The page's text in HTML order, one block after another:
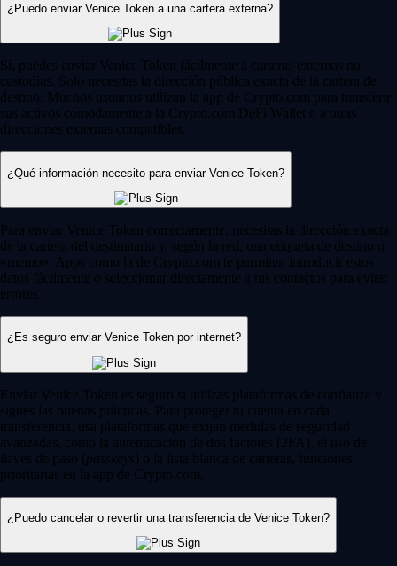
¿Puedo enviar Venice Token a una cartera externa?
Sí, puedes enviar Venice Token fácilmente a carteras externas no
custodias. Solo necesitas la dirección pública exacta de la cartera de
destino. Muchos usuarios utilizan la app de Crypto.com para transferir
sus activos cómodamente a la Crypto.com DeFi Wallet o a otras
direcciones externas compatibles.
¿Qué información necesito para enviar Venice Token?
Para enviar Venice Token correctamente, necesitas la dirección exacta
de la cartera del destinatario y, según la red, una etiqueta de destino o
«memo». Apps como la de Crypto.com te permiten introducir estos
datos fácilmente o seleccionar directamente a tus contactos para evitar
errores.
¿Es seguro enviar Venice Token por internet?
Enviar Venice Token es seguro si utilizas plataformas de confianza y
sigues las buenas prácticas. Para proteger tu cuenta en cada
transferencia, usa plataformas que exijan medidas de seguridad
avanzadas, como la autenticación de dos factores (2FA), el uso de
llaves de paso (passkeys ) o la lista blanca de carteras, funciones
prioritarias en la app de Crypto.com.
¿Puedo cancelar o revertir una transferencia de Venice Token?